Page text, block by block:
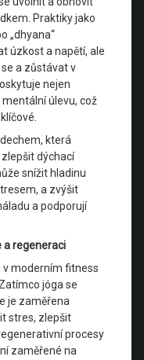
Praktiky jako
„dhyana“
úzkost a napětí, ale
a zůstávat v
nejen
úlevu, což
která
dýchací
snížit hladinu
a zvýšit
a podporují
a regeneraci
v moderním fitness
jóga se
je zaměřena
stres, zlepšit
procesy
zaměřené na